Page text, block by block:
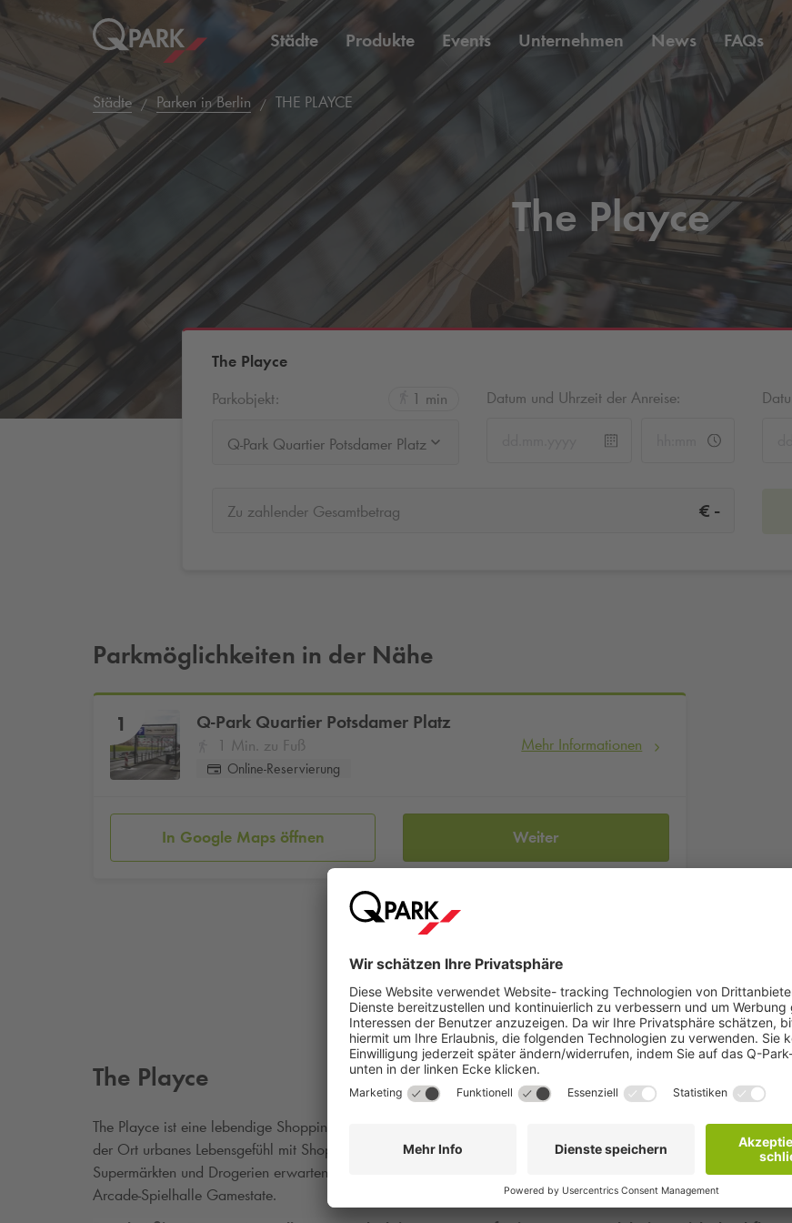
Städte Produkte Events Unternehmen News FAQs
Städte Parken in Berlin THE PLAYCE
The Playce
The Playce
Parkobjekt:
1 min
Q-Park Quartier Potsdamer Platz
Datum und Uhrzeit der Anreise:
Zu zahlender Gesamtbetrag € -
Parkmöglichkeiten in der Nähe
1 Q-Park Quartier Potsdamer Platz
1 Min. zu Fuß
Online-Reservierung
Mehr Informationen
In Google Maps öffnen Weiter
The Playce
The Playce ist eine lebendige Shopping- und Erlebnisdestination im Herzen von Berlin-Mitte mit über 130
der Ort urbanes Lebensgefühl mit Shopping und Entertainment. Die Themenwelten reichen von Sport,
Supermärkten und Drogerien erwarten Besucher:innen besondere Store-Konzepte wie der P&C Conscious
Arcade-Spielhalle Gamestate.